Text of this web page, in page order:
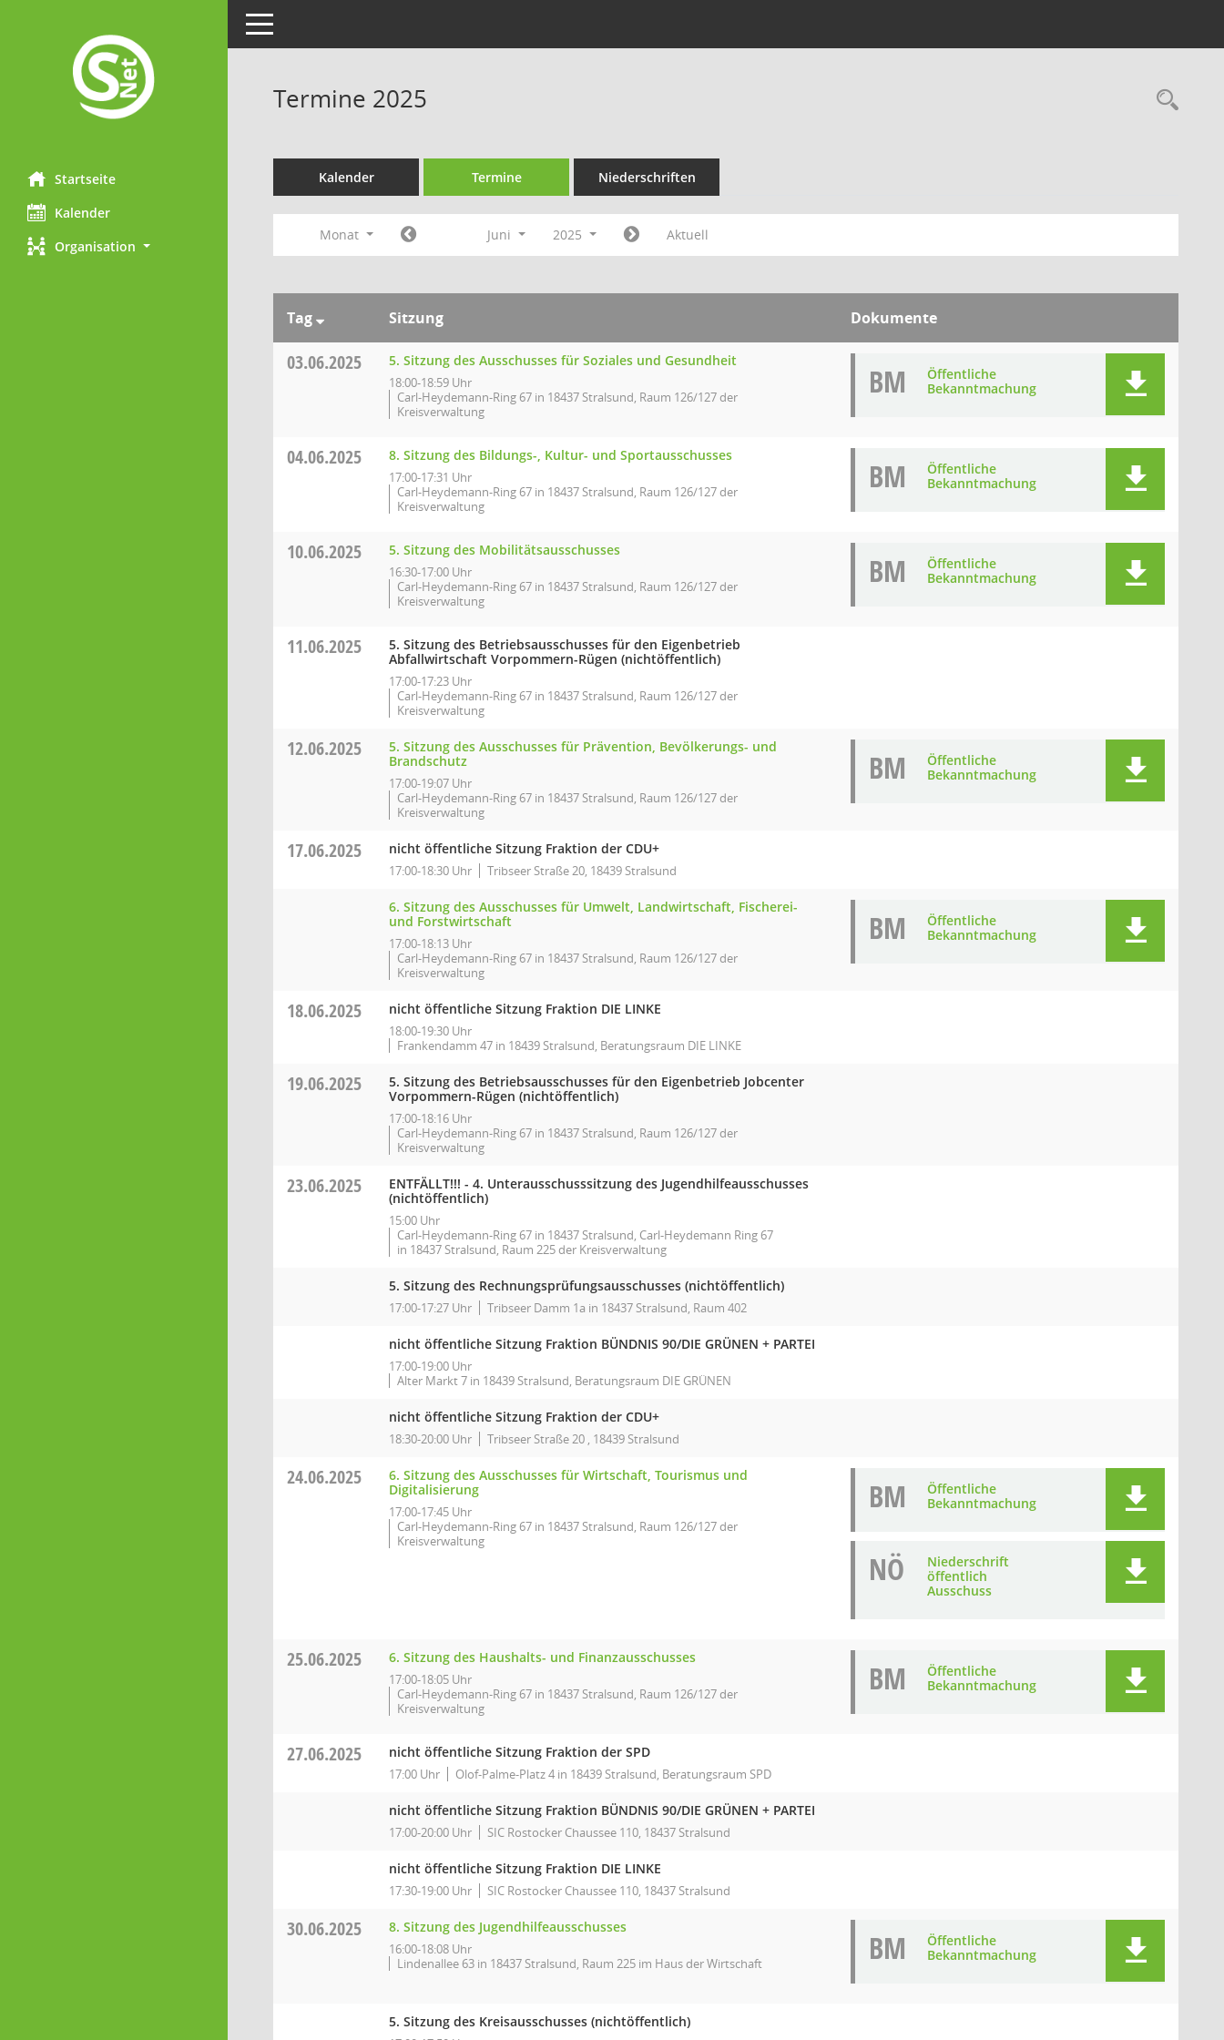
Startseite
Kalender
Organisation
Toggle navigation
Termine 2025
Kalender Termine Niederschriften
Monat Juni 2025 Aktuell
Tag Sitzung Dokumente
03.06.2025 5. Sitzung des Ausschusses für Soziales und Gesundheit
18:00-18:59 Uhr
Carl-Heydemann-Ring 67 in 18437 Stralsund, Raum 126/127 der
Kreisverwaltung
BM
Öffentliche
Bekanntmachung
04.06.2025 8. Sitzung des Bildungs-, Kultur- und Sportausschusses
17:00-17:31 Uhr
Carl-Heydemann-Ring 67 in 18437 Stralsund, Raum 126/127 der
Kreisverwaltung
BM
Öffentliche
Bekanntmachung
10.06.2025 5. Sitzung des Mobilitätsausschusses
16:30-17:00 Uhr
Carl-Heydemann-Ring 67 in 18437 Stralsund, Raum 126/127 der
Kreisverwaltung
BM
Öffentliche
Bekanntmachung
11.06.2025
5. Sitzung des Betriebsausschusses für den Eigenbetrieb
Abfallwirtschaft Vorpommern-Rügen (nichtöffentlich)
17:00-17:23 Uhr
Carl-Heydemann-Ring 67 in 18437 Stralsund, Raum 126/127 der
Kreisverwaltung
12.06.2025
5. Sitzung des Ausschusses für Prävention, Bevölkerungs- und
Brandschutz
17:00-19:07 Uhr
Carl-Heydemann-Ring 67 in 18437 Stralsund, Raum 126/127 der
Kreisverwaltung
BM
Öffentliche
Bekanntmachung
17.06.2025 nicht öffentliche Sitzung Fraktion der CDU+
17:00-18:30 Uhr Tribseer Straße 20, 18439 Stralsund
6. Sitzung des Ausschusses für Umwelt, Landwirtschaft, Fischerei-
und Forstwirtschaft
17:00-18:13 Uhr
Carl-Heydemann-Ring 67 in 18437 Stralsund, Raum 126/127 der
Kreisverwaltung
BM
Öffentliche
Bekanntmachung
18.06.2025 nicht öffentliche Sitzung Fraktion DIE LINKE
18:00-19:30 Uhr
Frankendamm 47 in 18439 Stralsund, Beratungsraum DIE LINKE
19.06.2025
5. Sitzung des Betriebsausschusses für den Eigenbetrieb Jobcenter
Vorpommern-Rügen (nichtöffentlich)
17:00-18:16 Uhr
Carl-Heydemann-Ring 67 in 18437 Stralsund, Raum 126/127 der
Kreisverwaltung
23.06.2025
ENTFÄLLT!!! - 4. Unterausschusssitzung des Jugendhilfeausschusses
(nichtöffentlich)
15:00 Uhr
Carl-Heydemann-Ring 67 in 18437 Stralsund, Carl-Heydemann Ring 67
in 18437 Stralsund, Raum 225 der Kreisverwaltung
5. Sitzung des Rechnungsprüfungsausschusses (nichtöffentlich)
17:00-17:27 Uhr Tribseer Damm 1a in 18437 Stralsund, Raum 402
nicht öffentliche Sitzung Fraktion BÜNDNIS 90/DIE GRÜNEN + PARTEI
17:00-19:00 Uhr
Alter Markt 7 in 18439 Stralsund, Beratungsraum DIE GRÜNEN
nicht öffentliche Sitzung Fraktion der CDU+
18:30-20:00 Uhr Tribseer Straße 20 , 18439 Stralsund
24.06.2025
6. Sitzung des Ausschusses für Wirtschaft, Tourismus und
Digitalisierung
17:00-17:45 Uhr
Carl-Heydemann-Ring 67 in 18437 Stralsund, Raum 126/127 der
Kreisverwaltung
BM
Öffentliche
Bekanntmachung
NÖ
Niederschrift
öffentlich
Ausschuss
25.06.2025 6. Sitzung des Haushalts- und Finanzausschusses
17:00-18:05 Uhr
Carl-Heydemann-Ring 67 in 18437 Stralsund, Raum 126/127 der
Kreisverwaltung
BM
Öffentliche
Bekanntmachung
27.06.2025 nicht öffentliche Sitzung Fraktion der SPD
17:00 Uhr Olof-Palme-Platz 4 in 18439 Stralsund, Beratungsraum SPD
nicht öffentliche Sitzung Fraktion BÜNDNIS 90/DIE GRÜNEN + PARTEI
17:00-20:00 Uhr SIC Rostocker Chaussee 110, 18437 Stralsund
nicht öffentliche Sitzung Fraktion DIE LINKE
17:30-19:00 Uhr SIC Rostocker Chaussee 110, 18437 Stralsund
30.06.2025 8. Sitzung des Jugendhilfeausschusses
16:00-18:08 Uhr
Lindenallee 63 in 18437 Stralsund, Raum 225 im Haus der Wirtschaft
BM
Öffentliche
Bekanntmachung
5. Sitzung des Kreisausschusses (nichtöffentlich)